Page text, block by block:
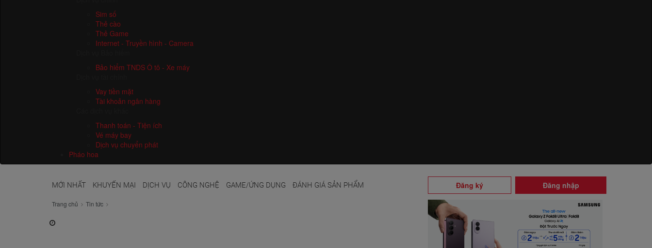
Dịch vụ chính
Sim số
Thẻ cào
Thẻ Game
Dịch vụ Bảo hiểm
Dịch vụ tài chính
Vay tiền mặt
Các dịch vụ khác
Thanh toán - Tiện ích
Vé máy bay
Dịch vụ chuyển phát
MỚI NHẤT
Trang chủ